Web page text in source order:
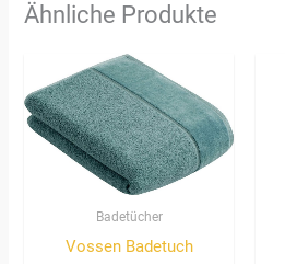
Ähnliche Produkte
Badetücher
Vossen Badetuch